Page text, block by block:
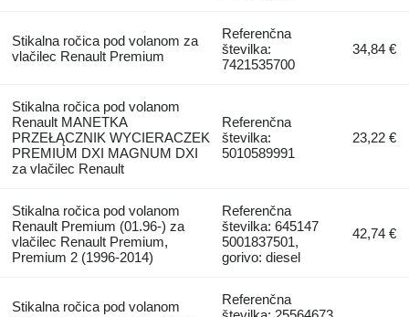
Stikalna ročica pod volanom za
vlačilec Renault Premium
Referenčna
številka:
7421535700
34,84 €
Stikalna ročica pod volanom
Renault MANETKA
PRZEŁĄCZNIK WYCIERACZEK
PREMIUM DXI MAGNUM DXI
za vlačilec Renault
Referenčna
številka:
5010589991
23,22 €
Stikalna ročica pod volanom
Renault Premium (01.96-) za
vlačilec Renault Premium,
Premium 2 (1996-2014)
Referenčna
številka: 645147
5001837501,
gorivo: diesel
42,74 €
Stikalna ročica pod volanom
Referenčna